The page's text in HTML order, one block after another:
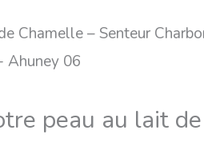
peau au lait